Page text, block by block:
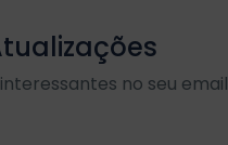
no seu email